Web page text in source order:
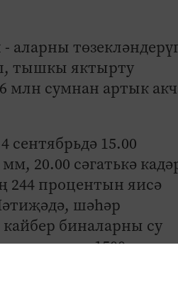
тышкы яктырту
млн сумнан артык
15.00
20.00 сәгатькә
244 процентын яисә
шәһәр
биналарны су
1500